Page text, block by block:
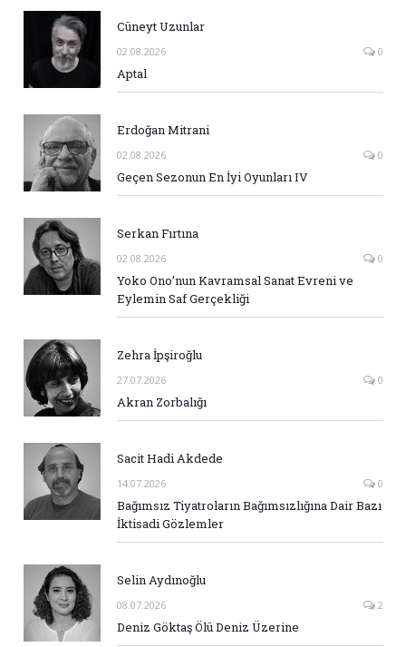
Cüneyt Uzunlar
02.08.2026 0
Aptal
Erdoğan Mitrani
02.08.2026 0
Geçen Sezonun En İyi Oyunları IV
Serkan Fırtına
02.08.2026 0
Yoko Ono’nun Kavramsal Sanat Evreni ve
Eylemin Saf Gerçekliği
Zehra İpşiroğlu
27.07.2026 0
Akran Zorbalığı
Sacit Hadi Akdede
14.07.2026 0
Bağımsız Tiyatroların Bağımsızlığına Dair Bazı
İktisadi Gözlemler
Selin Aydınoğlu
08.07.2026 2
Deniz Göktaş Ölü Deniz Üzerine